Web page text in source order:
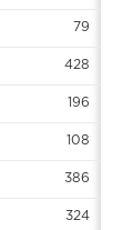
79
428
196
108
386
324